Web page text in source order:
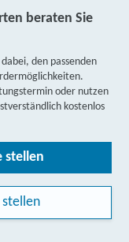
beraten Sie
den passenden
oder nutzen
kostenlos
stellen